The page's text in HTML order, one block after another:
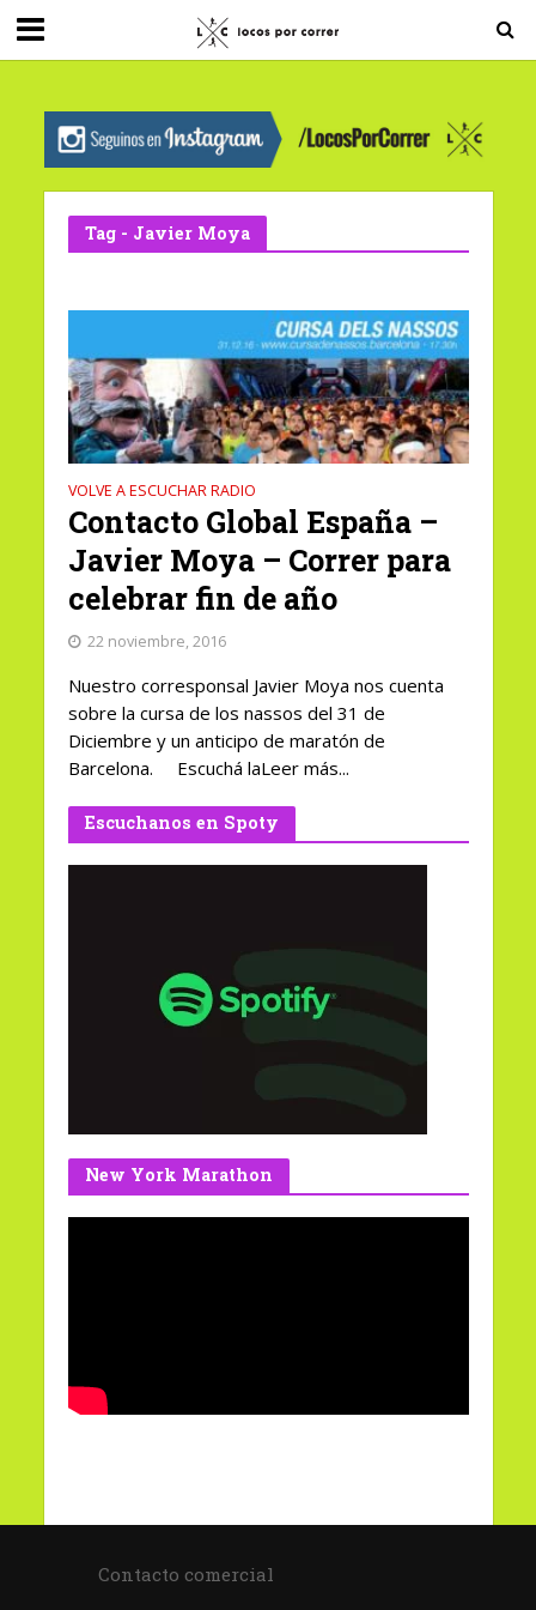
G-0X2PD3RFLV
Tag - Javier Moya
VOLVE A ESCUCHAR RADIO
Contacto Global España –
Javier Moya – Correr para
celebrar fin de año
22 noviembre, 2016
Nuestro corresponsal Javier Moya nos cuenta
sobre la cursa de los nassos del 31 de
Diciembre y un anticipo de maratón de
Barcelona. Escuchá laLeer más...
Escuchanos en Spoty
New York Marathon
Contacto comercial